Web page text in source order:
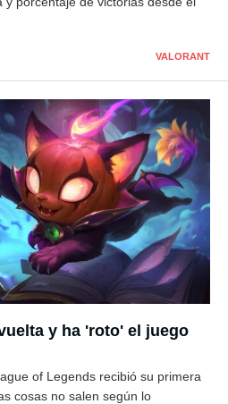
VALORANT
y ha 'roto' el juego
of Legends recibió su primera
cosas no salen según lo